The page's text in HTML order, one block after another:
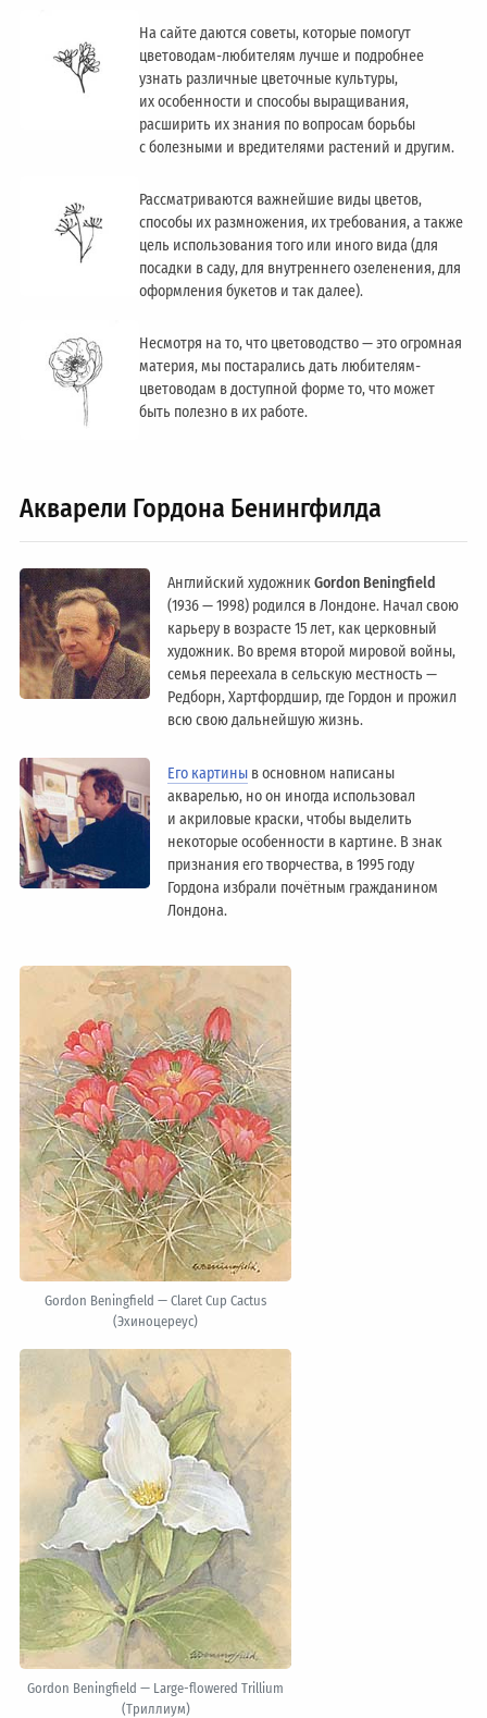
На сайте даются советы, которые помогут
цветоводам-любителям лучше и подробнее
узнать различные цветочные культуры,
их особенности и способы выращивания,
расширить их знания по вопросам борьбы
с болезными и вредителями растений и другим.
Рассматриваются важнейшие виды цветов,
способы их размножения, их требования, а также
цель использования того или иного вида (для
посадки в саду, для внутреннего озеленения, для
оформления букетов и так далее).
Несмотря на то, что цветоводство — это огромная
материя, мы постарались дать любителям-
цветоводам в доступной форме то, что может
быть полезно в их работе.
Акварели Гордона Бенингфилда
Английский художникGordon Beningfield
(1936 — 1998) родился в Лондоне. Начал свою
карьеру в возрасте 15 лет, как церковный
художник. Во время второй мировой войны,
семья переехала в сельскую местность —
Редборн, Хартфордшир, где Гордон и прожил
всю свою дальнейшую жизнь.
Его картины в основном написаны
акварелью, но он иногда использовал
и акриловые краски, чтобы выделить
некоторые особенности в картине. В знак
признания его творчества, в 1995 году
Гордона избрали почётным гражданином
Лондонa.
Gordon Beningfield — Claret Cup Cactus
(Эхиноцереус)
Gordon Beningfield — Large-flowered Trillium
(Триллиум)